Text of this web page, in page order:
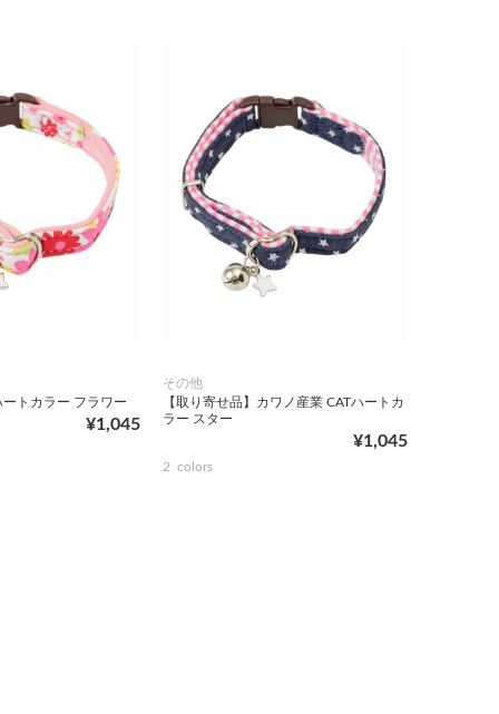
トカラー フラワー
¥1,045
その他
【取り寄せ品】カワノ産業 CATハートカ
ラー スター
¥1,045
2 colors